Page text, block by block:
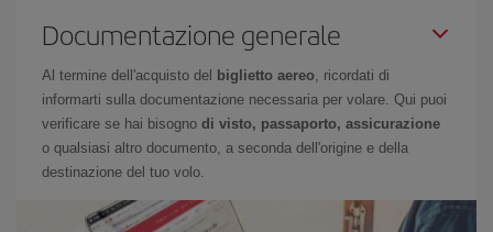
Documentazione generale
Al termine dell'acquisto del biglietto aereo, ricordati di
informarti sulla documentazione necessaria per volare. Qui puoi
verificare se hai bisogno di visto, passaporto, assicurazione
o qualsiasi altro documento, a seconda dell'origine e della
destinazione del tuo volo.